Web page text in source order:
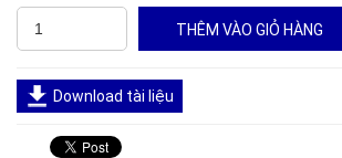
Download tài liệu